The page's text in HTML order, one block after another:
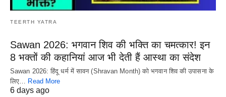
TEERTH YATRA
Sawan 2026: भगवान शिव की भक्ति का चमत्कार! इन
8 भक्तों की कहानियां आज भी देती हैं आस्था का संदेश
Sawan 2026: हिंदू धर्म में सावन (Shravan Month) को भगवान शिव की उपासना के
लिए…
Read More
6 days ago